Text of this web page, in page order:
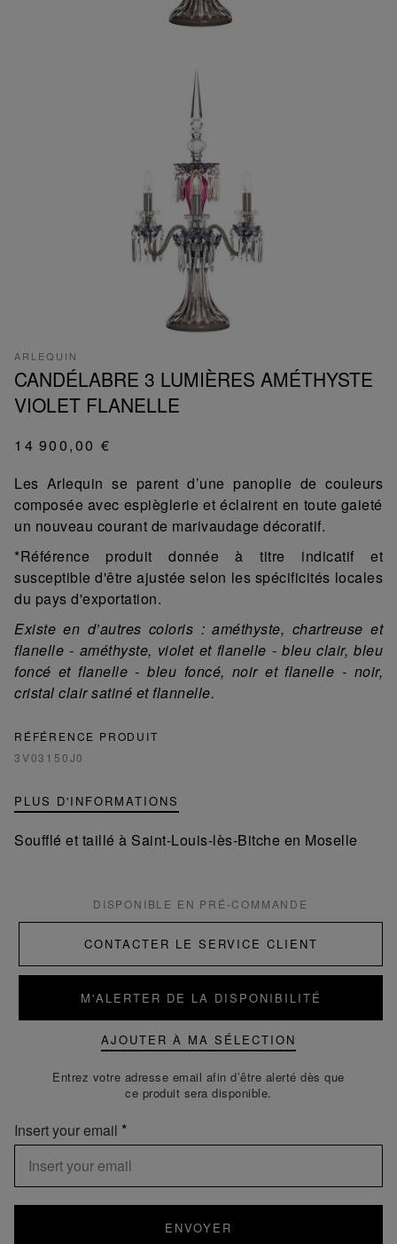
ARLEQUIN
CANDÉLABRE 3 LUMIÈRES AMÉTHYSTE
VIOLET FLANELLE
14 900,00 €
Les Arlequin se parent d’une panoplie de couleurs
composée avec espièglerie et éclairent en toute gaieté
un nouveau courant de marivaudage décoratif.
*Référence produit donnée à titre indicatif et
susceptible d'être ajustée selon les spécificités locales
du pays d'exportation.
Existe en d’autres coloris : améthyste, chartreuse et
flanelle - améthyste, violet et flanelle - bleu clair, bleu
foncé et flanelle - bleu foncé, noir et flanelle - noir,
cristal clair satiné et flannelle.
RÉFÉRENCE PRODUIT
3V03150J0
PLUS D'INFORMATIONS
Soufflé et taillé à Saint-Louis-lès-Bitche en Moselle
DISPONIBLE EN PRÉ-COMMANDE
CONTACTER LE SERVICE CLIENT
M'ALERTER DE LA DISPONIBILITÉ
AJOUTER À MA SÉLECTION
Entrez votre adresse email afin d’être alerté dès que
ce produit sera disponible.
Insert your email
ENVOYER